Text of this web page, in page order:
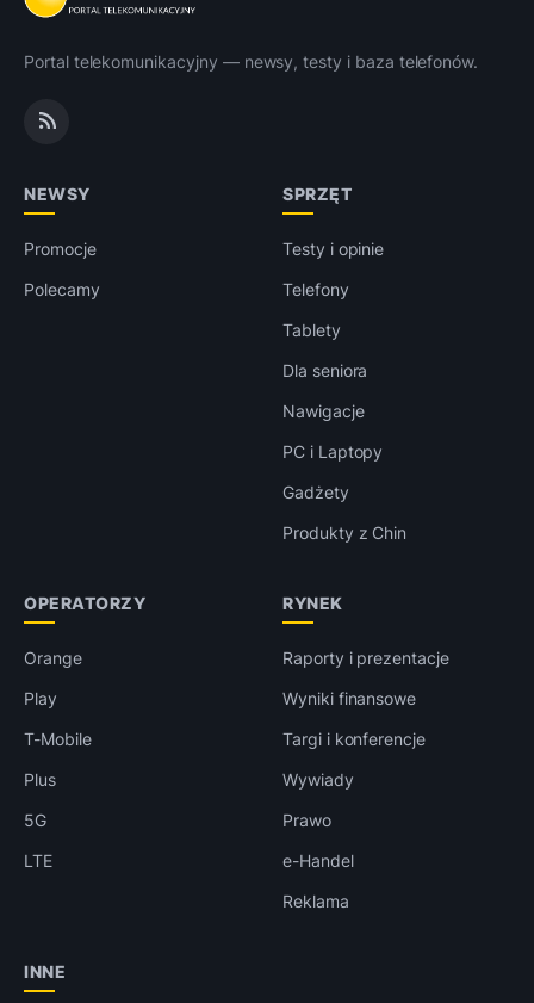
Portal telekomunikacyjny — newsy, testy i baza telefonów.
NEWSY
Promocje
Polecamy
SPRZĘT
Testy i opinie
Telefony
Tablety
Dla seniora
Nawigacje
PC i Laptopy
Gadżety
Produkty z Chin
OPERATORZY
Orange
Play
T-Mobile
Plus
5G
LTE
RYNEK
Raporty i prezentacje
Wyniki finansowe
Targi i konferencje
Wywiady
Prawo
e-Handel
Reklama
INNE